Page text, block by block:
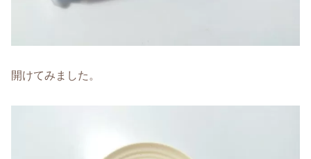
開けてみました。